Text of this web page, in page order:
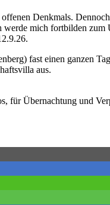
Denkmals.
mich fortbilden
fast einen ganzen
aus.
für Übernachtung und